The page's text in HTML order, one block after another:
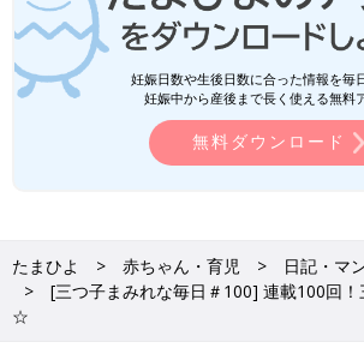
妊娠日数や生後日数に合った情報を毎
妊娠中から産後まで長く使える無料
無料ダウンロード
たまひよ 赤ちゃん・育児 日記・マ
[三つ子まみれな毎日＃100] 連載100回
☆